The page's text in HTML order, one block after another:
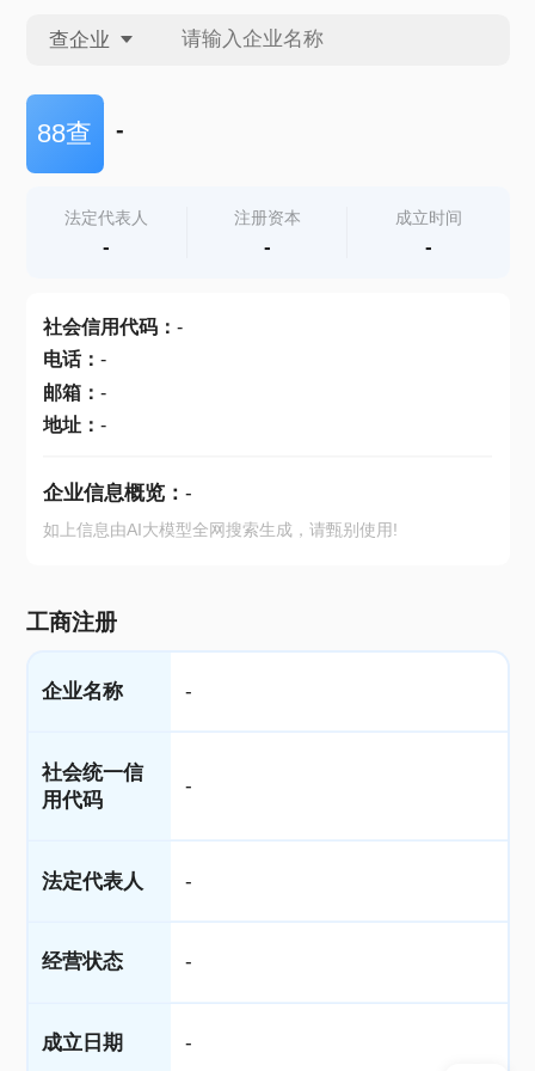
查企业
查企业
查产地
88查 -
法定代表人
-
注册资本
-
成立时间
-
社会信用代码： -
电话： -
邮箱： -
地址： -
企业信息概览： -
如上信息由AI大模型全网搜索生成，请甄别使用!
工商注册
企业名称 -
社会统一信
用代码
-
法定代表人 -
经营状态 -
成立日期 -